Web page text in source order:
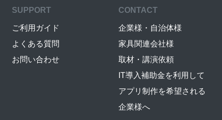
SUPPORT
ご利用ガイド
よくある質問
お問い合わせ
CONTACT
企業様・自治体様
家具関連会社様
取材・講演依頼
IT導入補助金を利用して
アプリ制作を希望される
企業様へ